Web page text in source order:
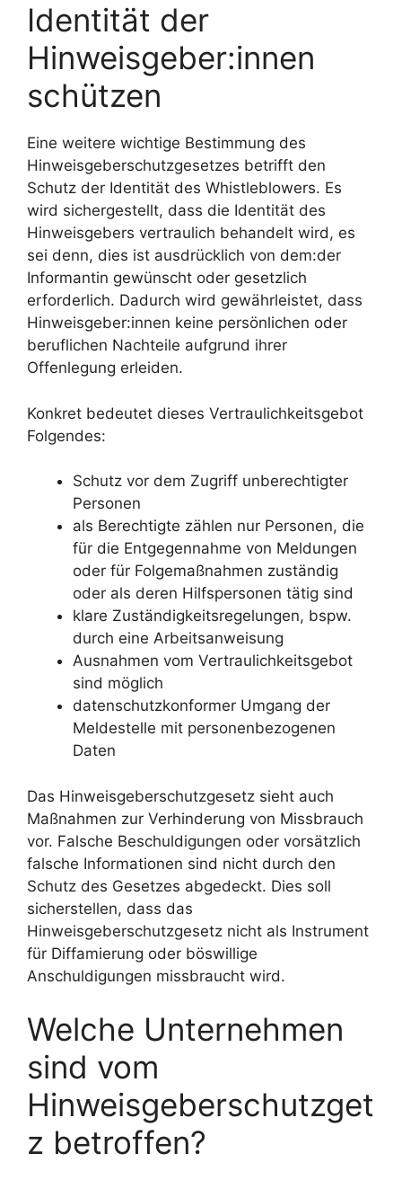
Identität der
Hinweisgeber:innen
schützen
Eine weitere wichtige Bestimmung des
Hinweisgeberschutzgesetzes betrifft den
Schutz der Identität des Whistleblowers. Es
wird sichergestellt, dass die Identität des
Hinweisgebers vertraulich behandelt wird, es
sei denn, dies ist ausdrücklich von dem:der
Informantin gewünscht oder gesetzlich
erforderlich. Dadurch wird gewährleistet, dass
Hinweisgeber:innen keine persönlichen oder
beruflichen Nachteile aufgrund ihrer
Offenlegung erleiden.
Konkret bedeutet dieses Vertraulichkeitsgebot
Folgendes:
Schutz vor dem Zugriff unberechtigter
Personen
als Berechtigte zählen nur Personen, die
für die Entgegennahme von Meldungen
oder für Folgemaßnahmen zuständig
oder als deren Hilfspersonen tätig sind
klare Zuständigkeitsregelungen, bspw.
durch eine Arbeitsanweisung
Ausnahmen vom Vertraulichkeitsgebot
sind möglich
datenschutzkonformer Umgang der
Meldestelle mit personenbezogenen
Daten
Das Hinweisgeberschutzgesetz sieht auch
Maßnahmen zur Verhinderung von Missbrauch
vor. Falsche Beschuldigungen oder vorsätzlich
falsche Informationen sind nicht durch den
Schutz des Gesetzes abgedeckt. Dies soll
sicherstellen, dass das
Hinweisgeberschutzgesetz nicht als Instrument
für Diffamierung oder böswillige
Anschuldigungen missbraucht wird.
Welche Unternehmen
sind vom
Hinweisgeberschutzget
z betroffen?